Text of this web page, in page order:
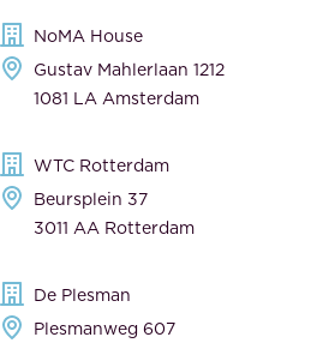
i
j
t
o
g
e
l
e
r
c
i
NoMA House
Gustav Mahlerlaan 1212
1081 LA Amsterdam
WTC Rotterdam
Beursplein 37
3011 AA Rotterdam
De Plesman
Plesmanweg 607